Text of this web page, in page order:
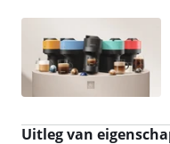
Uitleg van